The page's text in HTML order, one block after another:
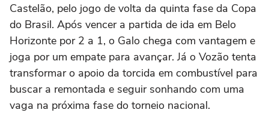
Castelão, pelo jogo de volta da quinta fase da Copa
do Brasil. Após vencer a partida de ida em Belo
Horizonte por 2 a 1, o Galo chega com vantagem e
joga por um empate para avançar. Já o Vozão tenta
transformar o apoio da torcida em combustível para
buscar a remontada e seguir sonhando com uma
vaga na próxima fase do torneio nacional.